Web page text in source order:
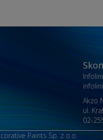
Akzo
ul.
02-
Paints Sp. z o.o.